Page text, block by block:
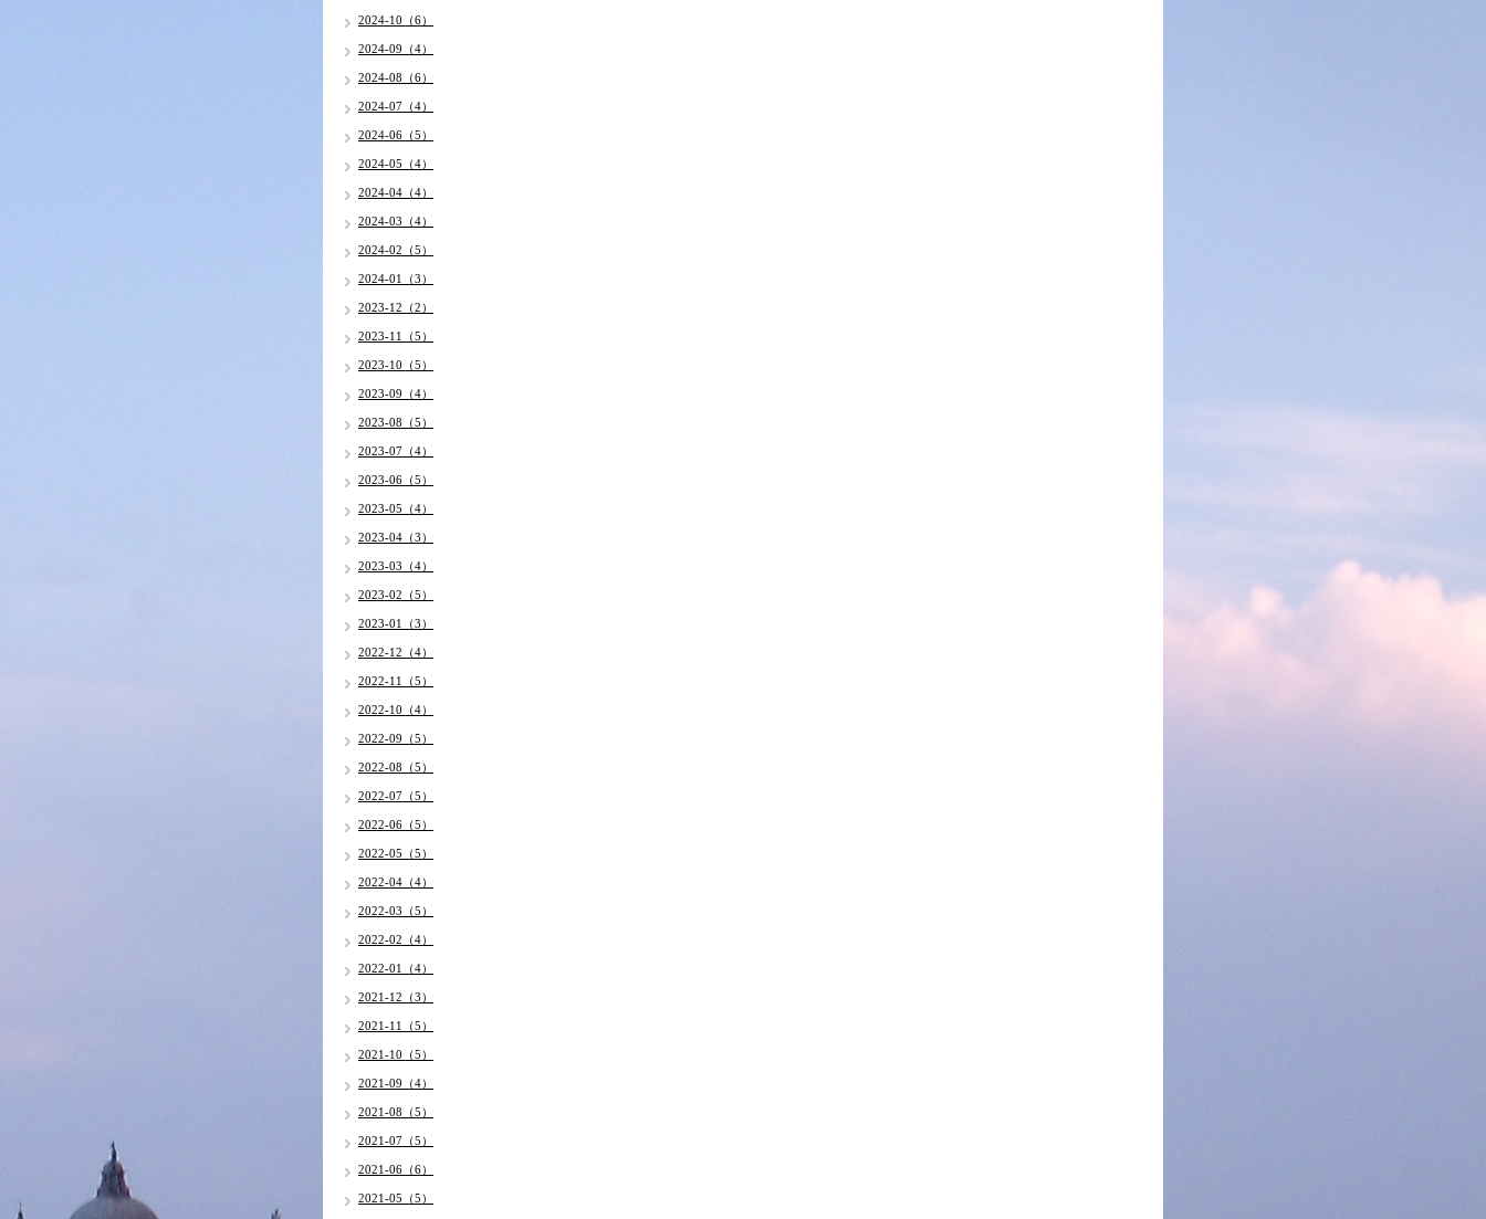
2024-10（6）
2024-09（4）
2024-08（6）
2024-07（4）
2024-06（5）
2024-05（4）
2024-04（4）
2024-03（4）
2024-02（5）
2024-01（3）
2023-12（2）
2023-11（5）
2023-10（5）
2023-09（4）
2023-08（5）
2023-07（4）
2023-06（5）
2023-05（4）
2023-04（3）
2023-03（4）
2023-02（5）
2023-01（3）
2022-12（4）
2022-11（5）
2022-10（4）
2022-09（5）
2022-08（5）
2022-07（5）
2022-06（5）
2022-05（5）
2022-04（4）
2022-03（5）
2022-02（4）
2022-01（4）
2021-12（3）
2021-11（5）
2021-10（5）
2021-09（4）
2021-08（5）
2021-07（5）
2021-06（6）
2021-05（5）